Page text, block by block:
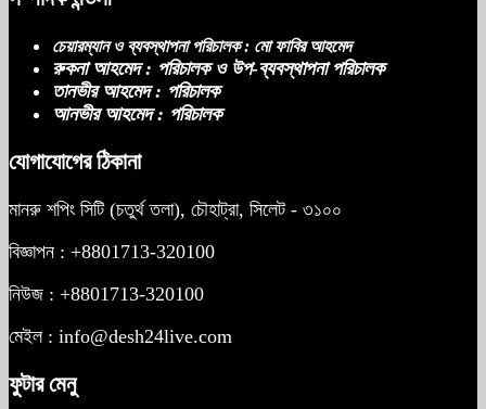
চেয়ারম্যান ও ব্যবস্থাপনা পরিচালক : মো ফাবির আহমেদ
রুকনা আহমেদ : পরিচালক ও উপ-ব্যবস্থাপনা পরিচালক
তানভীর আহমেদ : পরিচালক
আনভীর আহমেদ : পরিচালক
যোগাযোগের ঠিকানা
মানরু শপিং সিটি (চতুর্থ তলা), চৌহাট্রা, সিলেট - ৩১০০
বিজ্ঞাপন : +8801713-320100
নিউজ : +8801713-320100
মেইল : info@desh24live.com
ফুটার মেনু